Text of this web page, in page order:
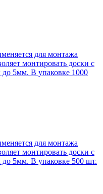
для монтажа
монтировать доски с
5мм. В упаковке 1000
для монтажа
монтировать доски с
5мм. В упаковке 500 шт.